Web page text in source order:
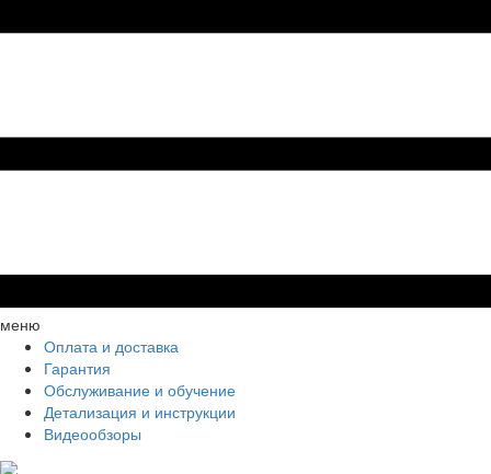
меню
Оплата и доставка
Гарантия
Обслуживание и обучение
Детализация и инструкции
Видеообзоры